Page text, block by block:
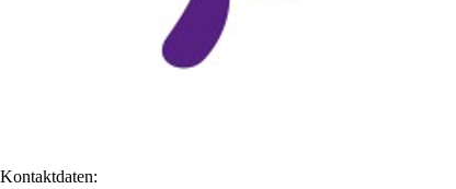
Kontaktdaten: